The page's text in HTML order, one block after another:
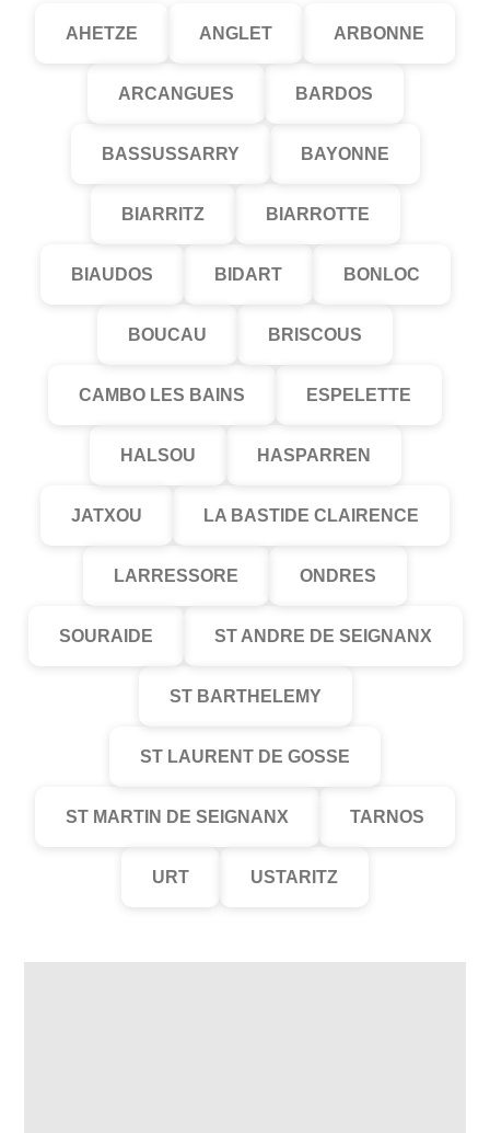
AHETZE ANGLET ARBONNE
ARCANGUES BARDOS
BASSUSSARRY BAYONNE
BIARRITZ BIARROTTE
BIAUDOS BIDART BONLOC
BOUCAU BRISCOUS
CAMBO LES BAINS ESPELETTE
HALSOU HASPARREN
JATXOU LA BASTIDE CLAIRENCE
LARRESSORE ONDRES
SOURAIDE ST ANDRE DE SEIGNANX
ST BARTHELEMY
ST LAURENT DE GOSSE
ST MARTIN DE SEIGNANX TARNOS
URT USTARITZ